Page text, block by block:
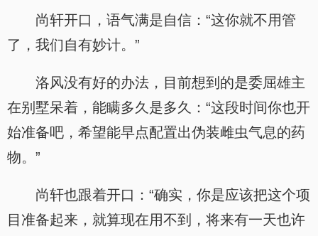
尚轩开口，语气满是自信：“这你就不用管
了，我们自有妙计。”
洛风没有好的办法，目前想到的是委屈雄主
在别墅呆着，能瞒多久是多久：“这段时间你也开
始准备吧，希望能早点配置出伪装雌虫气息的药
物。”
尚轩也跟着开口：“确实，你是应该把这个项
目准备起来，就算现在用不到，将来有一天也许